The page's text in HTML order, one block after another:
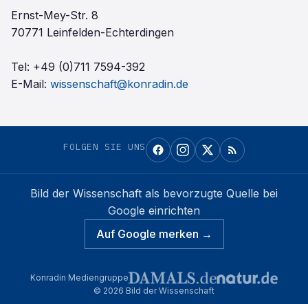
Ernst-Mey-Str. 8
70771 Leinfelden-Echterdingen
Tel: +49 (0)711 7594-392
E-Mail: wissenschaft@konradin.de
FOLGEN SIE UNS
Bild der Wissenschaft als bevorzugte Quelle bei
Google einrichten
Auf Google merken →
Konradin Mediengruppe
© 2026 Bild der Wissenschaft